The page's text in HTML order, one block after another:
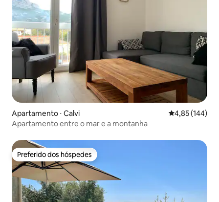
Apartamento ⋅ Calvi 4,85 de uma
4,85 (144)
Apartamento entre o mar e a montanha
Preferido dos hóspedes
Preferido dos hóspedes